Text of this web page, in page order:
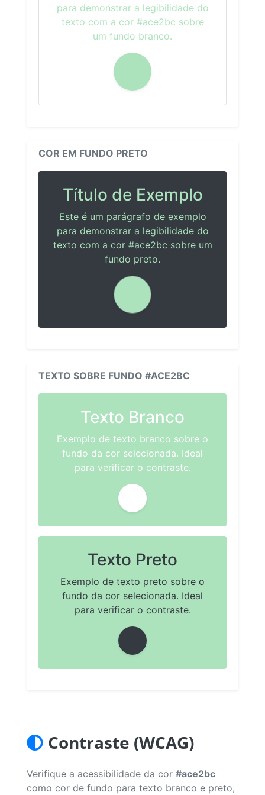
para demonstrar a legibilidade do
texto com a cor #ace2bc sobre
um fundo branco.
COR EM FUNDO PRETO
Título de Exemplo
Este é um parágrafo de exemplo
para demonstrar a legibilidade do
texto com a cor #ace2bc sobre um
fundo preto.
TEXTO SOBRE FUNDO #ACE2BC
Texto Branco
Exemplo de texto branco sobre o
fundo da cor selecionada. Ideal
para verificar o contraste.
Texto Preto
Exemplo de texto preto sobre o
fundo da cor selecionada. Ideal
para verificar o contraste.
Contraste (WCAG)
Verifique a acessibilidade da cor #ace2bc
como cor de fundo para texto branco e preto,